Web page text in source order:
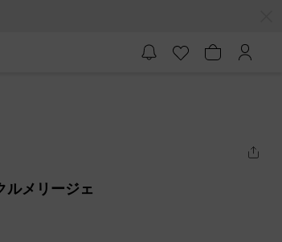
ルメリージェ